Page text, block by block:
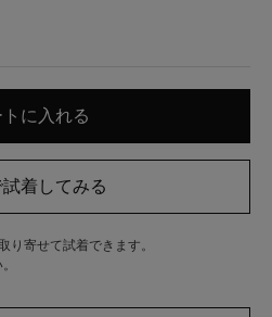
り寄せて試着できます。